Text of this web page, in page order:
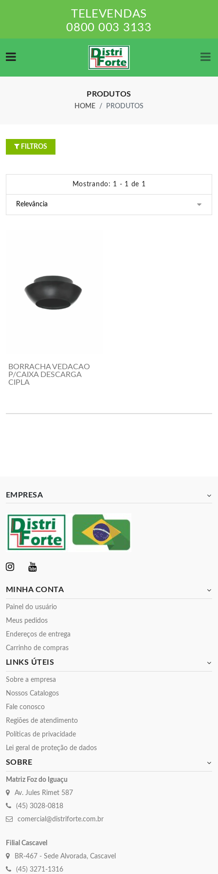
TELEVENDAS
0800 003 3133
PRODUTOS
HOME PRODUTOS
FILTROS
Mostrando: 1 - 1 de 1
BORRACHA VEDACAO
P/CAIXA DESCARGA
CIPLA
EMPRESA
MINHA CONTA
Painel do usuário
Meus pedidos
Endereços de entrega
Carrinho de compras
LINKS ÚTEIS
Sobre a empresa
Nossos Catalogos
Fale conosco
Regiões de atendimento
Políticas de privacidade
Lei geral de proteção de dados
SOBRE
Matriz Foz do Iguaçu
Av. Jules Rimet 587
(45) 3028-0818
comercial@distriforte.com.br
Filial Cascavel
BR-467 - Sede Alvorada, Cascavel
(45) 3271-1316